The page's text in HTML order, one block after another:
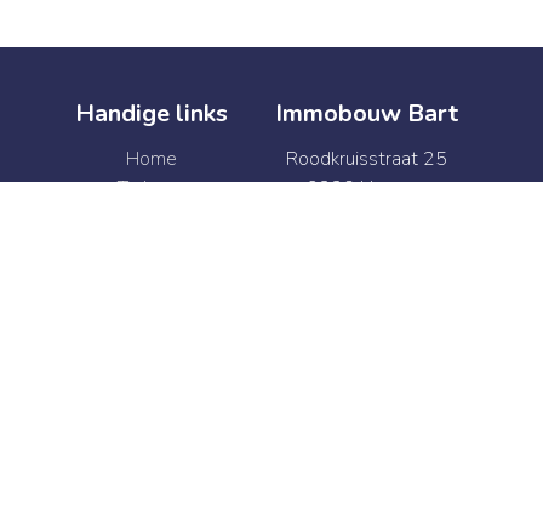
Handige links
Home
Te koop
Immobouw Bart
Roodkruisstraat 25
9220 Hamme